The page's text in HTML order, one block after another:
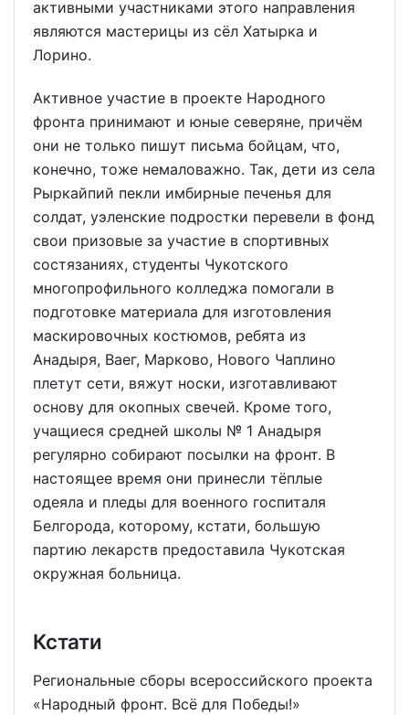
активными участниками этого направления
являются мастерицы из сёл Хатырка и
Лорино.
Активное участие в проекте Народного
фронта принимают и юные северяне, причём
они не только пишут письма бойцам, что,
конечно, тоже немаловажно. Так, дети из села
Рыркайпий пекли имбирные печенья для
солдат, уэленские подростки перевели в фонд
свои призовые за участие в спортивных
состязаниях, студенты Чукотского
многопрофильного колледжа помогали в
подготовке материала для изготовления
маскировочных костюмов, ребята из
Анадыря, Ваег, Марково, Нового Чаплино
плетут сети, вяжут носки, изготавливают
основу для окопных свечей. Кроме того,
учащиеся средней школы № 1 Анадыря
регулярно собирают посылки на фронт. В
настоящее время они принесли тёплые
одеяла и пледы для военного госпиталя
Белгорода, которому, кстати, большую
партию лекарств предоставила Чукотская
окружная больница.
Кстати
Региональные сборы всероссийского проекта
«Народный фронт. Всё для Победы!»